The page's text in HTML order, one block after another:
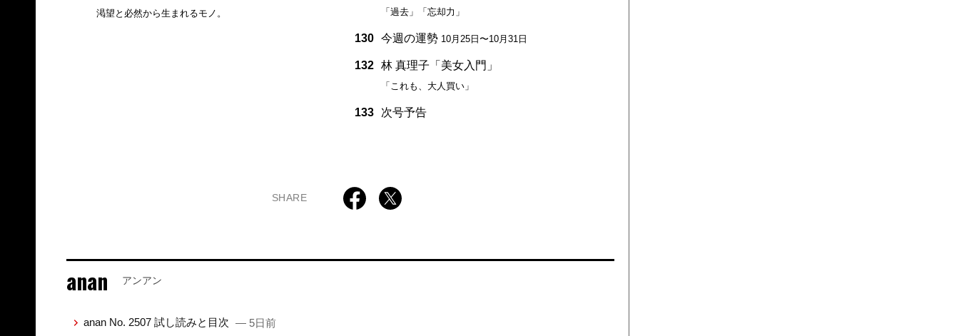
渇望と必然から生まれるモノ。 「過去」「忘却力」
130 今週の運勢 10月25日〜10月31日
132 林 真理子「美女入門」
「これも、大人買い」
133 次号予告
SHARE
anan アンアン
anan No. 2507 試し読みと目次 — 5日前